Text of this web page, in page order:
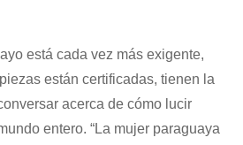
está cada vez más exigente,
están certificadas, tienen la
acerca de cómo lucir
entero. “La mujer paraguaya